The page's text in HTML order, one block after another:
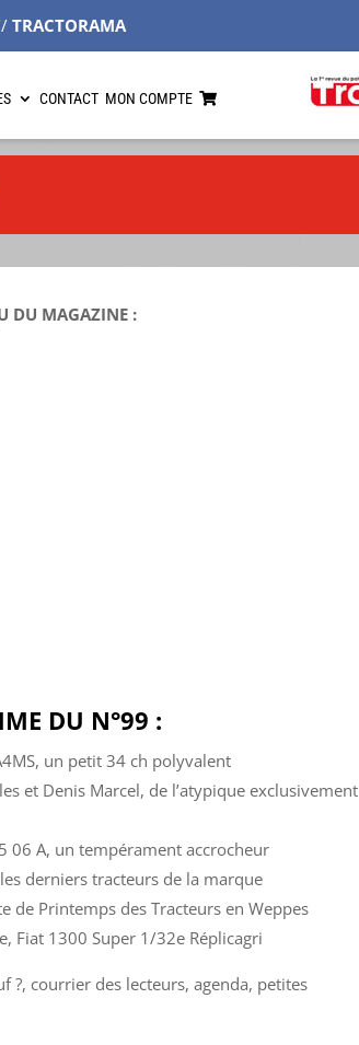
TRACTORAMA
CONTACT MON COMPTE
DU MAGAZINE :
DU N°99 :
un petit 34 ch polyvalent
et Denis Marcel, de l’atypique exclusivement
06 A, un tempérament accrocheur
derniers tracteurs de la marque
de Printemps des Tracteurs en Weppes
Fiat 1300 Super 1/32e Réplicagri
?, courrier des lecteurs, agenda, petites